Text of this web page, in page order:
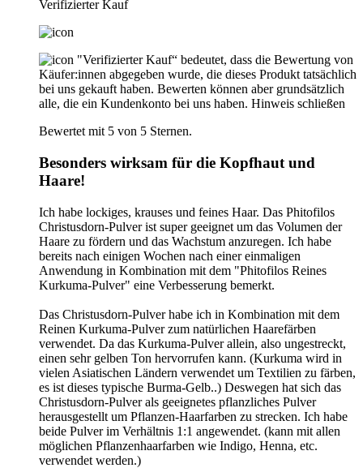
Verifizierter Kauf
"Verifizierter Kauf“ bedeutet, dass die Bewertung von
Käufer:innen abgegeben wurde, die dieses Produkt tatsächlich
bei uns gekauft haben. Bewerten können aber grundsätzlich
alle, die ein Kundenkonto bei uns haben. Hinweis schließen
Bewertet mit 5 von 5 Sternen.
Besonders wirksam für die Kopfhaut und
Haare!
Ich habe lockiges, krauses und feines Haar. Das Phitofilos
Christusdorn-Pulver ist super geeignet um das Volumen der
Haare zu fördern und das Wachstum anzuregen. Ich habe
bereits nach einigen Wochen nach einer einmaligen
Anwendung in Kombination mit dem "Phitofilos Reines
Kurkuma-Pulver" eine Verbesserung bemerkt.
Das Christusdorn-Pulver habe ich in Kombination mit dem
Reinen Kurkuma-Pulver zum natürlichen Haarefärben
verwendet. Da das Kurkuma-Pulver allein, also ungestreckt,
einen sehr gelben Ton hervorrufen kann. (Kurkuma wird in
vielen Asiatischen Ländern verwendet um Textilien zu färben,
es ist dieses typische Burma-Gelb..) Deswegen hat sich das
Christusdorn-Pulver als geeignetes pflanzliches Pulver
herausgestellt um Pflanzen-Haarfarben zu strecken. Ich habe
beide Pulver im Verhältnis 1:1 angewendet. (kann mit allen
möglichen Pflanzenhaarfarben wie Indigo, Henna, etc.
verwendet werden.)